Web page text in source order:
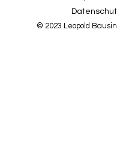
© 2023 Leopold